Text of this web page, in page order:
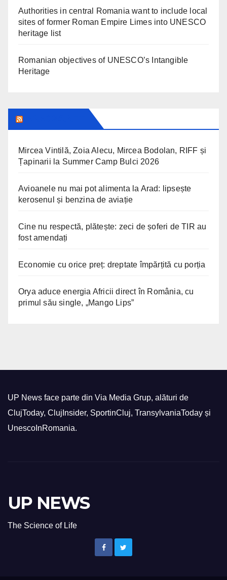
Authorities in central Romania want to include local
sites of former Roman Empire Limes into UNESCO
heritage list
Romanian objectives of UNESCO’s Intangible
Heritage
Mircea Vintilă, Zoia Alecu, Mircea Bodolan, RIFF și
Țapinarii la Summer Camp Bulci 2026
Avioanele nu mai pot alimenta la Arad: lipsește
kerosenul și benzina de aviație
Cine nu respectă, plătește: zeci de șoferi de TIR au
fost amendați
Economie cu orice preț: dreptate împărțită cu porția
Orya aduce energia Africii direct în România, cu
primul său single, „Mango Lips”
UP News face parte din Via Media Grup, alături de
ClujToday, ClujInsider, SportinCluj, TransylvaniaToday și
UnescoInRomania.
UP NEWS
The Science of Life